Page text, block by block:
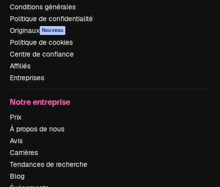
Conditions générales
Politique de confidentialité
Originaux Nouveau
Politique de cookies
Centre de confiance
Affiliés
Entreprises
Notre entreprise
Prix
À propos de nous
Avis
Carrières
Tendances de recherche
Blog